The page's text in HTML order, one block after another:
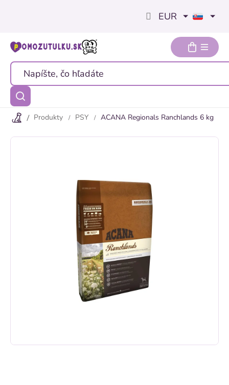
EUR
Produkty PSY ACANA Regionals Ranchlands 6 kg